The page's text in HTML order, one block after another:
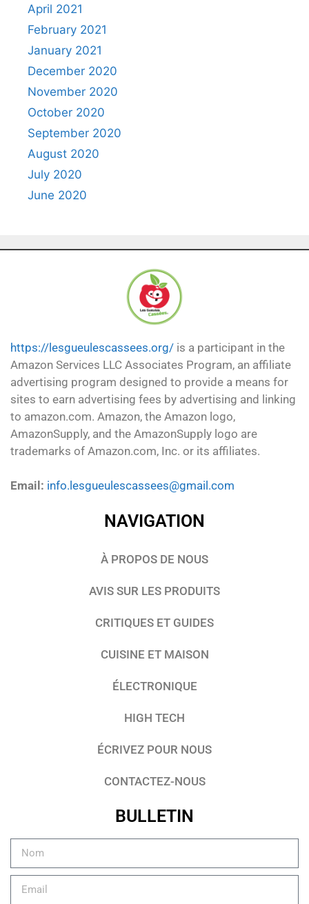
April 2021
February 2021
January 2021
December 2020
November 2020
October 2020
September 2020
August 2020
July 2020
June 2020
https://lesgueulescassees.org/ is a participant in the
Amazon Services LLC Associates Program, an affiliate
advertising program designed to provide a means for
sites to earn advertising fees by advertising and linking
to amazon.com. Amazon, the Amazon logo,
AmazonSupply, and the AmazonSupply logo are
trademarks of Amazon.com, Inc. or its affiliates.
Email: info.lesgueulescassees@gmail.com
NAVIGATION
À PROPOS DE NOUS
AVIS SUR LES PRODUITS
CRITIQUES ET GUIDES
CUISINE ET MAISON
ÉLECTRONIQUE
HIGH TECH
ÉCRIVEZ POUR NOUS
CONTACTEZ-NOUS
BULLETIN